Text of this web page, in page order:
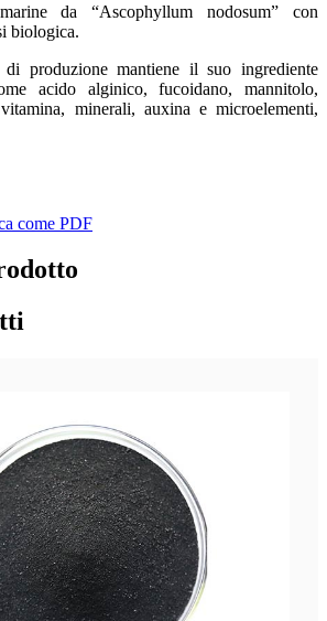
da “Ascophyllum nodosum” con
biologica.
di produzione mantiene il suo ingrediente
acido alginico, fucoidano, mannitolo,
minerali, auxina e microelementi,
come PDF